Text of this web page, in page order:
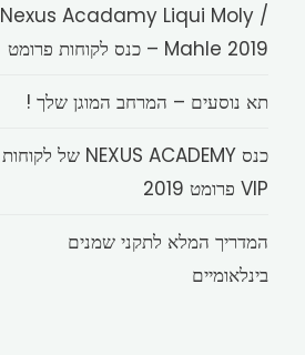
Nexus Acadamy Liqui Moly /
Mahle 2019 – כנס לקוחות פרומט
תא נוסעים – המרחב המוגן שלך !
כנס NEXUS ACADEMY של לקוחות
VIP פרומט 2019
המדריך המלא לתקני שמנים
בינלאומיים